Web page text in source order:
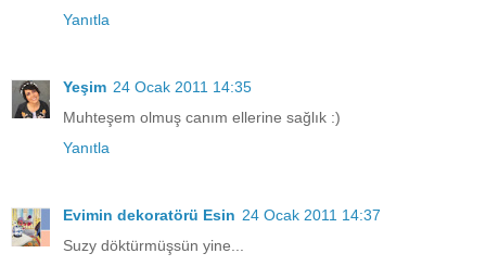
Yanıtla
Yeşim 24 Ocak 2011 14:35
Muhteşem olmuş canım ellerine sağlık :)
Yanıtla
Evimin dekoratörü Esin 24 Ocak 2011 14:37
Suzy döktürmüşsün yine...